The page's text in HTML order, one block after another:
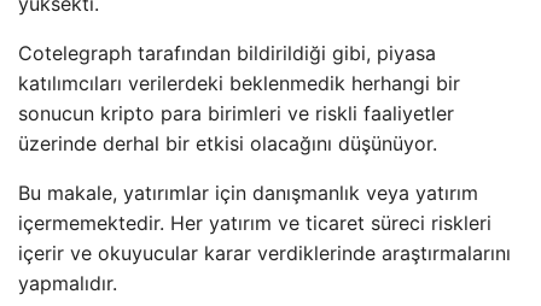
Cotelegraph tarafından bildirildiği gibi, piyasa
katılımcıları verilerdeki beklenmedik herhangi bir
sonucun kripto para birimleri ve riskli faaliyetler
üzerinde derhal bir etkisi olacağını düşünüyor.
Bu makale, yatırımlar için danışmanlık veya yatırım
içermemektedir. Her yatırım ve ticaret süreci riskleri
içerir ve okuyucular karar verdiklerinde araştırmalarını
yapmalıdır.